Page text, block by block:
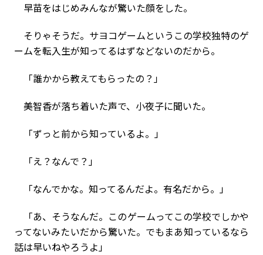
早苗をはじめみんなが驚いた顔をした。
そりゃそうだ。サヨコゲームというこの学校独特のゲ
ームを転入生が知ってるはずなどないのだから。
「誰かから教えてもらったの？」
美智香が落ち着いた声で、小夜子に聞いた。
「ずっと前から知っているよ。」
「え？なんで？」
「なんでかな。知ってるんだよ。有名だから。」
「あ、そうなんだ。このゲームってこの学校でしかや
ってないみたいだから驚いた。でもまあ知っているなら
話は早いねやろうよ」